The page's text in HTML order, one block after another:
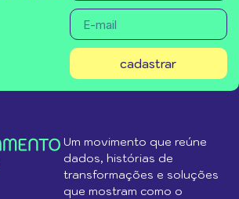
cadastrar
Um movimento que reúne
dados, histórias de
transformações e soluções
que mostram como o